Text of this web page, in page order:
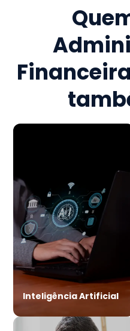
Inteligência Artificial